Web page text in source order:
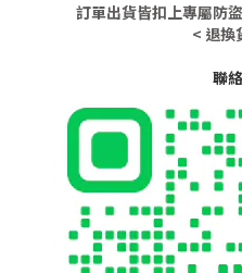
訂單出貨皆扣上專屬防
< 退換
聯